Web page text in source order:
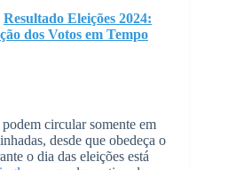
Resultado Eleições 2024:
dos Votos em Tempo
circular somente em
desde que obedeça o
o dia das eleições está